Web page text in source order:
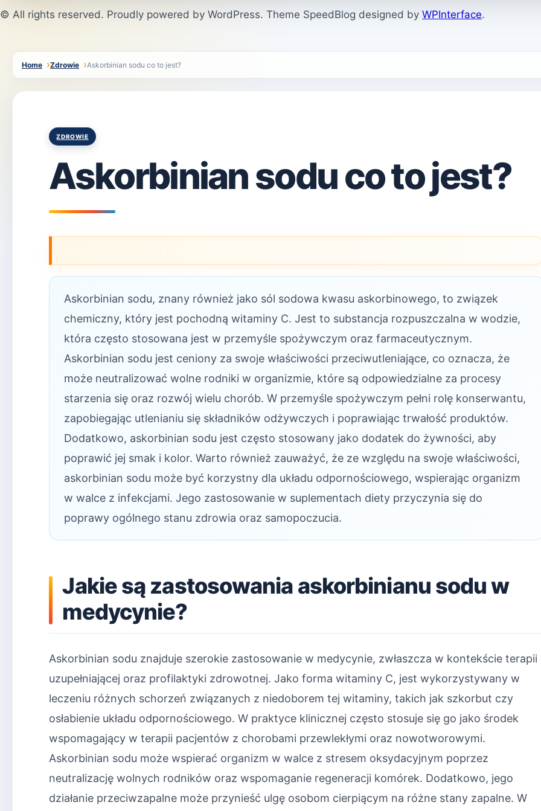
© All rights reserved. Proudly powered by WordPress. Theme SpeedBlog designed by WPInterface.
Home Zdrowie Askorbinian sodu co to jest?
Posted
ZDROWIE
Askorbinian sodu co to jest?
Askorbinian sodu, znany również jako sól sodowa kwasu askorbinowego, to związek
chemiczny, który jest pochodną witaminy C. Jest to substancja rozpuszczalna w wodzie,
która często stosowana jest w przemyśle spożywczym oraz farmaceutycznym.
Askorbinian sodu jest ceniony za swoje właściwości przeciwutleniające, co oznacza, że
może neutralizować wolne rodniki w organizmie, które są odpowiedzialne za procesy
starzenia się oraz rozwój wielu chorób. W przemyśle spożywczym pełni rolę konserwantu,
zapobiegając utlenianiu się składników odżywczych i poprawiając trwałość produktów.
Dodatkowo, askorbinian sodu jest często stosowany jako dodatek do żywności, aby
poprawić jej smak i kolor. Warto również zauważyć, że ze względu na swoje właściwości,
askorbinian sodu może być korzystny dla układu odpornościowego, wspierając organizm
w walce z infekcjami. Jego zastosowanie w suplementach diety przyczynia się do
poprawy ogólnego stanu zdrowia oraz samopoczucia.
Jakie są zastosowania askorbinianu sodu w
medycynie?
Askorbinian sodu znajduje szerokie zastosowanie w medycynie, zwłaszcza w kontekście terapii
uzupełniającej oraz profilaktyki zdrowotnej. Jako forma witaminy C, jest wykorzystywany w
leczeniu różnych schorzeń związanych z niedoborem tej witaminy, takich jak szkorbut czy
osłabienie układu odpornościowego. W praktyce klinicznej często stosuje się go jako środek
wspomagający w terapii pacjentów z chorobami przewlekłymi oraz nowotworowymi.
Askorbinian sodu może wspierać organizm w walce z stresem oksydacyjnym poprzez
neutralizację wolnych rodników oraz wspomaganie regeneracji komórek. Dodatkowo, jego
działanie przeciwzapalne może przynieść ulgę osobom cierpiącym na różne stany zapalne. W